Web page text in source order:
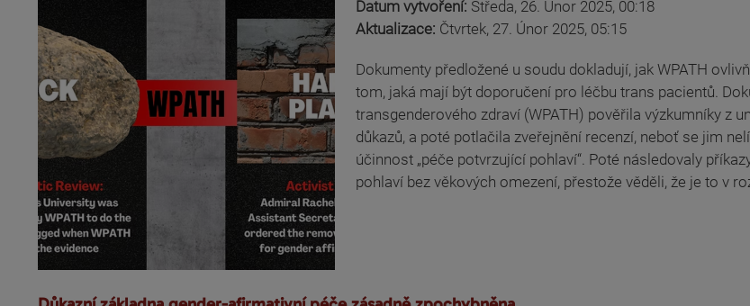
Datum vytvoření: Středa, 26. Únor 2025, 00:18
Aktualizace: Čtvrtek, 27. Únor 2025, 05:15
Dokumenty předložené u soudu dokladují, jak WPATH
tom, jaká mají být doporučení pro léčbu trans pacientů.
transgenderového zdraví (WPATH) pověřila výzkumníky z
důkazů, a poté potlačila zveřejnění recenzí, neboť se jim
účinnost „péče potvrzující pohlaví“. Poté následovaly
pohlaví bez věkových omezení, přestože věděli, že je to v